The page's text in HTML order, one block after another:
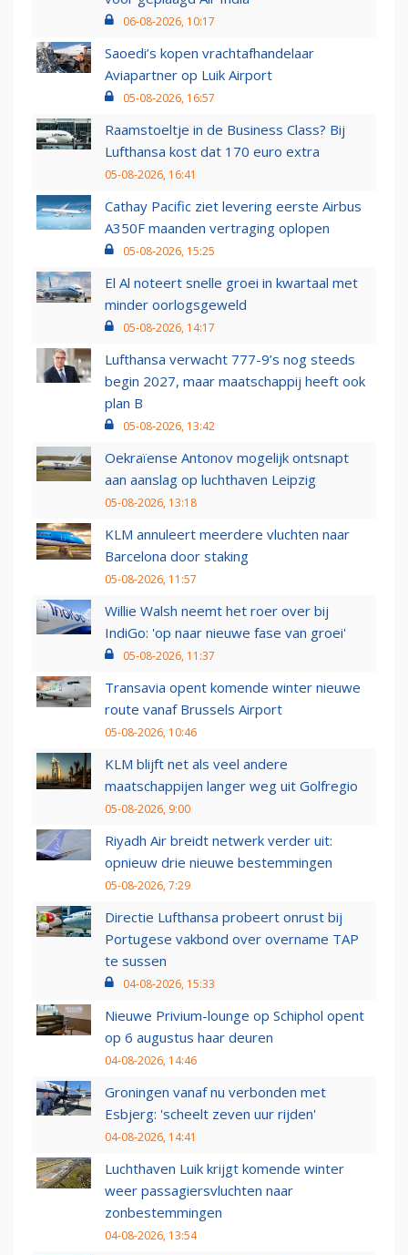
06-08-2026, 10:17
Saoedi’s kopen vrachtafhandelaar
Aviapartner op Luik Airport
05-08-2026, 16:57
Raamstoeltje in de Business Class? Bij
Lufthansa kost dat 170 euro extra
05-08-2026, 16:41
Cathay Pacific ziet levering eerste Airbus
A350F maanden vertraging oplopen
05-08-2026, 15:25
El Al noteert snelle groei in kwartaal met
minder oorlogsgeweld
05-08-2026, 14:17
Lufthansa verwacht 777-9’s nog steeds
begin 2027, maar maatschappij heeft ook
plan B
05-08-2026, 13:42
Oekraïense Antonov mogelijk ontsnapt
aan aanslag op luchthaven Leipzig
05-08-2026, 13:18
KLM annuleert meerdere vluchten naar
Barcelona door staking
05-08-2026, 11:57
Willie Walsh neemt het roer over bij
IndiGo: 'op naar nieuwe fase van groei'
05-08-2026, 11:37
Transavia opent komende winter nieuwe
route vanaf Brussels Airport
05-08-2026, 10:46
KLM blijft net als veel andere
maatschappijen langer weg uit Golfregio
05-08-2026, 9:00
Riyadh Air breidt netwerk verder uit:
opnieuw drie nieuwe bestemmingen
05-08-2026, 7:29
Directie Lufthansa probeert onrust bij
Portugese vakbond over overname TAP
te sussen
04-08-2026, 15:33
Nieuwe Privium-lounge op Schiphol opent
op 6 augustus haar deuren
04-08-2026, 14:46
Groningen vanaf nu verbonden met
Esbjerg: 'scheelt zeven uur rijden'
04-08-2026, 14:41
Luchthaven Luik krijgt komende winter
weer passagiersvluchten naar
zonbestemmingen
04-08-2026, 13:54